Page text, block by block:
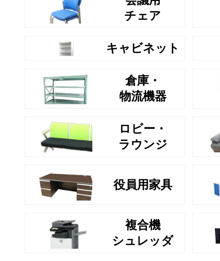
チェア
キャビネット
倉庫・
物流機器
ロビー・
ラウンジ
役員用家具
複合機
シュレッダ